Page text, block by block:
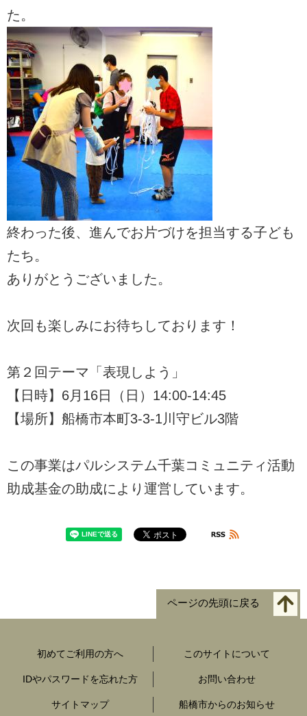
た。
終わった後、進んでお片づけを担当する子ども
たち。
ありがとうございました。
次回も楽しみにお待ちしております！
第２回テーマ「表現しよう」
【日時】6月16日（日）14:00-14:45
【場所】船橋市本町3-3-1川守ビル3階
この事業はパルシステム千葉コミュニティ活動
助成基金の助成により運営しています。
ページの先頭に戻る
初めてご利用の方へ このサイトについて
IDやパスワードを忘れた方 お問い合わせ
サイトマップ 船橋市からのお知らせ